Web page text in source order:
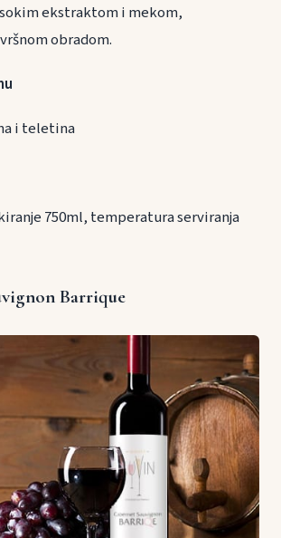
ekstraktom i mekom,
obradom.
i teletina
750ml, temperatura serviranja
Barrique